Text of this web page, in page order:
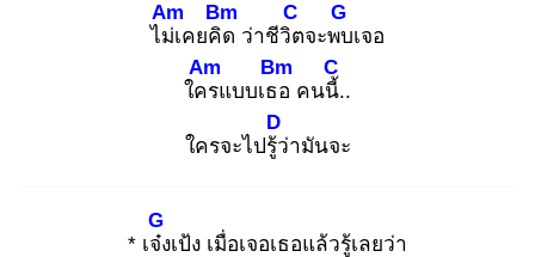
ไม่เ
Am
คยคิด
Bm
ว่าชีวิต
C
จะพบ
G
เจอ
ใคร
Am
แบบเธอ
Bm
คนนี้.
C
.
ใครจะไปรู้ว่
D
ามันจะ
* เจ๋ง
G
เป้ง เมื่อเจอเธอแล้วรู้เลยว่า